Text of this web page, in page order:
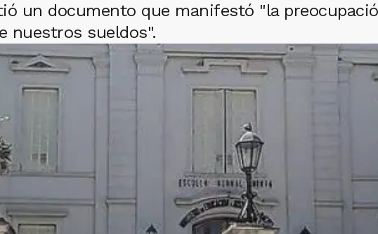
un documento que manifestó "la
nuestros sueldos".